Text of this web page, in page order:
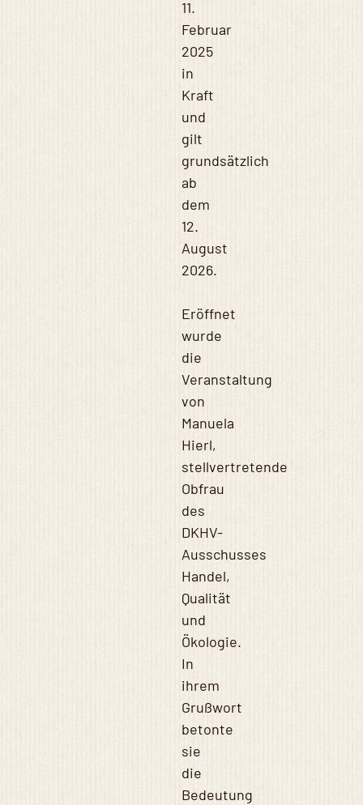
11.
Februar
2025
in
Kraft
und
gilt
grundsätzlich
ab
dem
12.
August
2026.
Eröffnet
wurde
die
Veranstaltung
von
Manuela
Hierl,
stellvertretende
Obfrau
des
DKHV-
Ausschusses
Handel,
Qualität
und
Ökologie.
In
ihrem
Grußwort
betonte
sie
die
Bedeutung